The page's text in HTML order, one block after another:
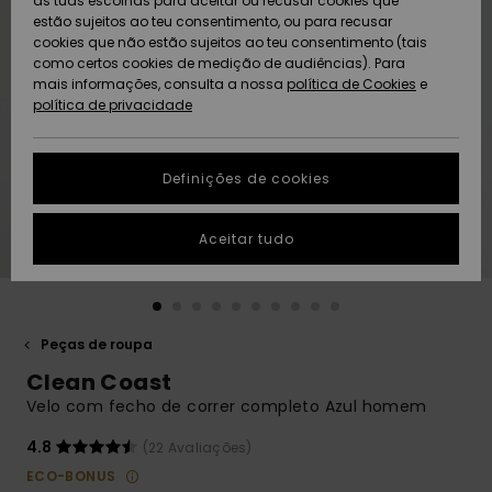
Artigos
recém-
chegados
Coleções
Artigos
recém-
chegados
Highlights
Community
AJUDA
Protecção de
dados
Guia de
tamanhos
conversa para
obteres a
resposta mais
respostas
para as
SUSTAINABILITY
PRESENTE
DESEJO
Peças de roupa
Clean Coast
Velo com fecho de correr completo Azul homem
4.8
(22 Avaliações)
ECO-BONUS
estão sujeitos ao teu consentimento, ou para recusar
cookies que não estão sujeitos ao teu consentimento (tais
como certos cookies de medição de audiências). Para
mais informações, consulta a nossa política de Cookies e
política de privacidade
Definições de cookies
Aceitar tudo